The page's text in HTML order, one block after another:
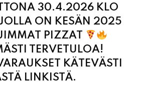
30.4.2026 KLO
ON KESÄN 2025
PIZZAT
TERVETULOA!
KÄTEVÄSTI
LINKISTÄ.